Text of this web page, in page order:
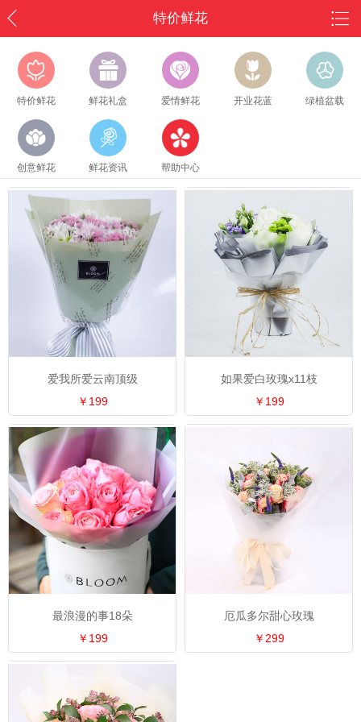
特价鲜花
特价鲜花 鲜花礼盒 爱情鲜花 开业花蓝 绿植盆载
创意鲜花 鲜花资讯 帮助中心
爱我所爱云南顶级
￥199
如果爱白玫瑰x11枝
￥199
最浪漫的事18朵
￥199
厄瓜多尔甜心玫瑰
￥299